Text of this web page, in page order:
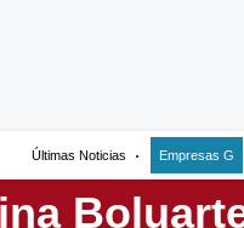
Últimas Noticias Empresas G